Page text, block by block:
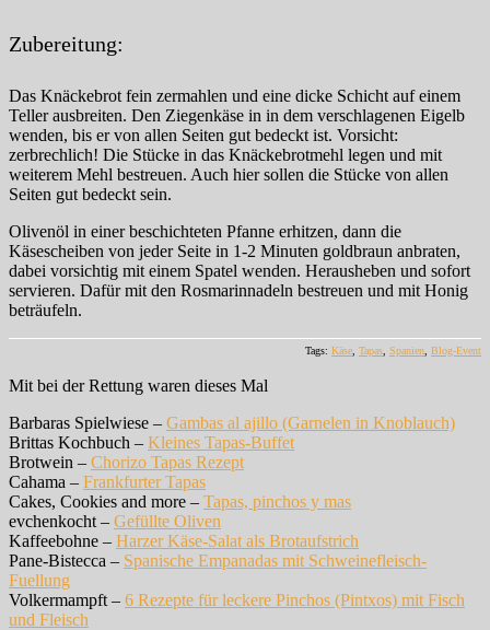
Zubereitung:
Das Knäckebrot fein zermahlen und eine dicke Schicht auf einem
Teller ausbreiten. Den Ziegenkäse in in dem verschlagenen Eigelb
wenden, bis er von allen Seiten gut bedeckt ist. Vorsicht:
zerbrechlich! Die Stücke in das Knäckebrotmehl legen und mit
weiterem Mehl bestreuen. Auch hier sollen die Stücke von allen
Seiten gut bedeckt sein.
Olivenöl in einer beschichteten Pfanne erhitzen, dann die
Käsescheiben von jeder Seite in 1-2 Minuten goldbraun anbraten,
dabei vorsichtig mit einem Spatel wenden. Herausheben und sofort
servieren. Dafür mit den Rosmarinnadeln bestreuen und mit Honig
beträufeln.
Tags: Käse Tapas Spanien Blog-Event
Mit bei der Rettung waren dieses Mal
Barbaras Spielwiese – Gambas al ajillo (Garnelen in Knoblauch)
Brittas Kochbuch – Kleines Tapas-Buffet
Brotwein – Chorizo Tapas Rezept
Cahama – Frankfurter Tapas
Cakes, Cookies and more – Tapas, pinchos y mas
evchenkocht – Gefüllte Oliven
Kaffeebohne – Harzer Käse-Salat als Brotaufstrich
Pane-Bistecca – Spanische Empanadas mit Schweinefleisch-
Fuellung
Volkermampft – 6 Rezepte für leckere Pinchos (Pintxos) mit Fisch
und Fleisch